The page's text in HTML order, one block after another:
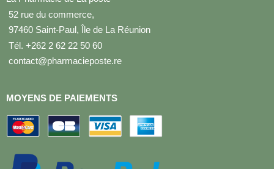
52 rue du commerce,
97460 Saint-Paul, Île de La Réunion
Tél. +262 2 62 22 50 60
contact@pharmacieposte.re
MOYENS DE PAIEMENTS